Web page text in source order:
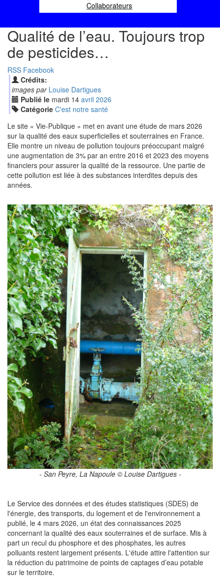
Collaborateurs
Qualité de l’eau. Toujours trop
de pesticides…
RSS Facebook
Crédits:
images par Louise Dartigues
Publié le mardi 14 avril 2026
Catégorie C'est notre santé
Le site « Vie-Publique » met en avant une étude de mars 2026
sur la qualité des eaux superficielles et souterraines en France.
Elle montre un niveau de pollution toujours préoccupant malgré
une augmentation de 3% par an entre 2016 et 2023 des moyens
financiers pour assurer la qualité de la ressource. Une partie de
cette pollution est liée à des substances interdites depuis des
années.
- San Peyre, La Napoule © Louise Dartigues -
Le Service des données et des études statistiques (SDES) de
l'énergie, des transports, du logement et de l'environnement a
publié, le 4 mars 2026, un état des connaissances 2025
concernant la qualité des eaux souterraines et de surface. Mis à
part un recul du phosphore et des phosphates, les autres
polluants restent largement présents. L'étude attire l'attention sur
la réduction du patrimoine de points de captages d’eau potable
sur le territoire.